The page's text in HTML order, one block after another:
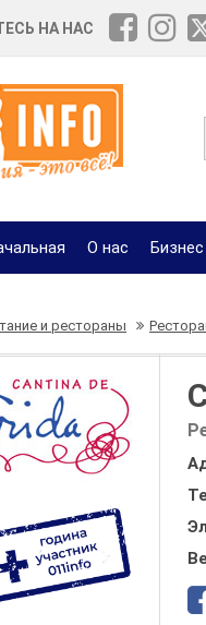
НА НАС
О нас
и рестораны